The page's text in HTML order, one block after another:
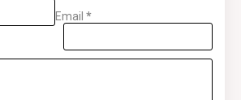
Email *